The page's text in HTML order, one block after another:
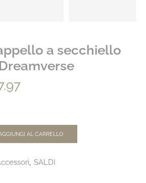
a secchiello
AL CARRELLO
SALDI